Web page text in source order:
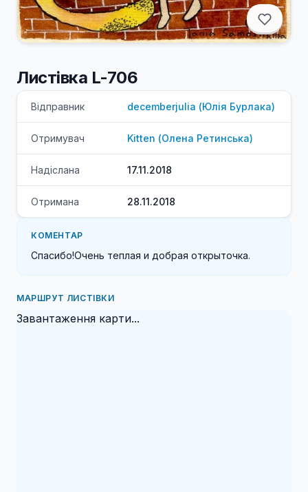
Листівка L-706
Відправник decemberjulia (Юлія Бурлака)
Отримувач Kitten (Олена Ретинська)
Надіслана 17.11.2018
Отримана 28.11.2018
КОМЕНТАР
Спасибо!Очень теплая и добрая открыточка.
МАРШРУТ ЛИСТІВКИ
Завантаження карти...